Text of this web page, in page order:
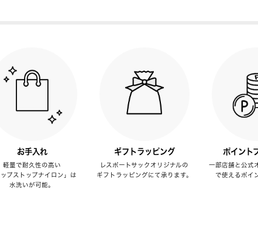
お手入れ
軽量で耐久性の高い
ップストップナイロン」は
水洗いが可能。
ギフトラッピング
レスポートサックオリジナルの
ギフトラッピングにて承ります。
ポイント
一部店舗と公式
で使えるポイ